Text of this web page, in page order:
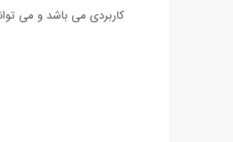
کاربردی می باشد و می